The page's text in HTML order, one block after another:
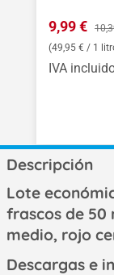
Precio de
9,99 €
(49,95 € / 1
IVA
Descripción
Lote
frascos de 50
medio, rojo
Descargas e